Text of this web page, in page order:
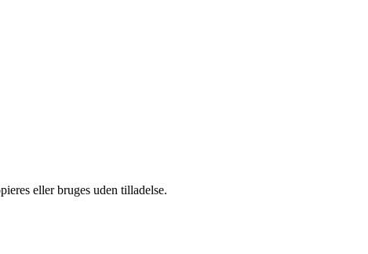
eller bruges uden tilladelse.